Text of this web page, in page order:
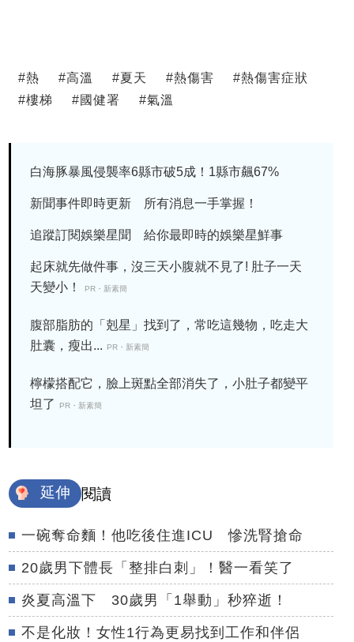
#熱 #高溫 #夏天 #熱傷害 #熱傷害症狀
#樓梯 #國健署 #氣溫
白海豚暴風侵襲率6縣市破5成！1縣市飆67%
新聞事件即時更新 所有消息一手掌握！
追蹤訂閱娛樂星聞 給你最即時的娛樂星鮮事
起床就先做件事，沒三天小腹就不見了! 肚子一天
天變小！
PR・新素簡
腹部脂肪的「剋星」找到了，常吃這幾物，吃走大
肚囊，瘦出...
PR・新素簡
檸檬搭配它，臉上斑點全部消失了，小肚子都變平
坦了
PR・新素簡
延伸 閱讀
一碗奪命麵！他吃後住進ICU 慘洗腎搶命
20歲男下體長「整排白刺」！醫一看笑了
炎夏高溫下 30歲男「1舉動」秒猝逝！
不是化妝！女性1行為更易找到工作和伴侶